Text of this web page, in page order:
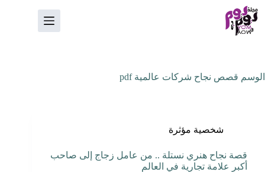
التجاوز
إلى
المحتوى
الوسم قصص نجاح شركات عالمية pdf
شخصية مؤثرة
قصة نجاح هنري نستلة .. من عامل زجاج إلى صاحب
أكبر علامة تجارية في العالم